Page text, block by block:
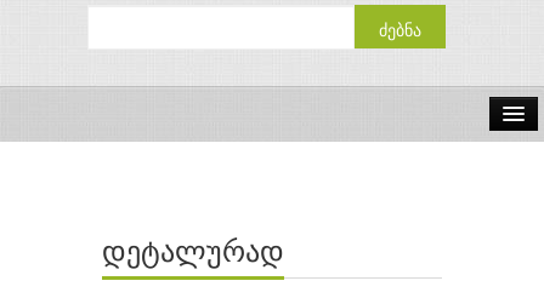
ავტორებიდეტალურად